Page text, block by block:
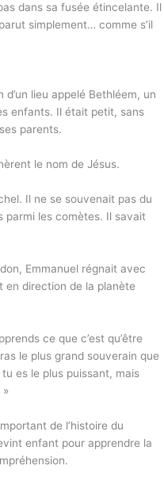
dans sa fusée étincelante. Il
simplement… comme s’il
lieu appelé Bethléem, un
enfants. Il était petit, sans
parents.
le nom de Jésus.
Il ne se souvenait pas du
parmi les comètes. Il savait
Emmanuel régnait avec
en direction de la planète
ce que c’est qu’être
le plus grand souverain que
es le plus puissant, mais
de l’histoire du
enfant pour apprendre la